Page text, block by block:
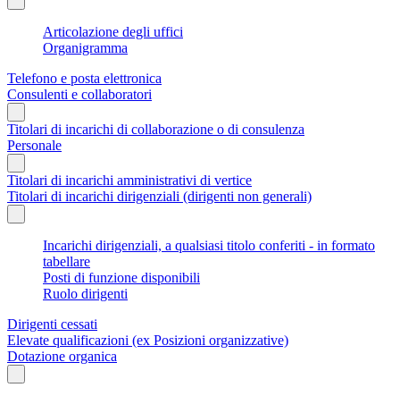
Articolazione degli uffici
Organigramma
Telefono e posta elettronica
Consulenti e collaboratori
Titolari di incarichi di collaborazione o di consulenza
Personale
Titolari di incarichi amministrativi di vertice
Titolari di incarichi dirigenziali (dirigenti non generali)
Incarichi dirigenziali, a qualsiasi titolo conferiti - in formato
tabellare
Posti di funzione disponibili
Ruolo dirigenti
Dirigenti cessati
Elevate qualificazioni (ex Posizioni organizzative)
Dotazione organica